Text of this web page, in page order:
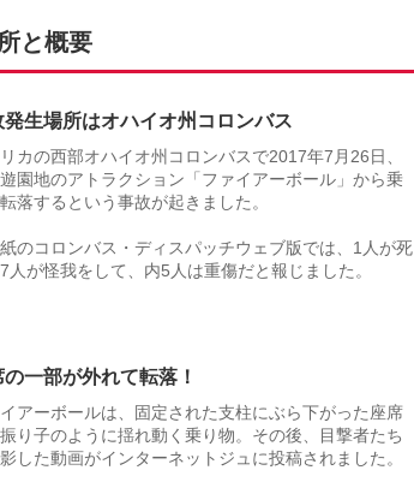
と概要
発生場所はオハイオ州コロンバス
カの西部オハイオ州コロンバスで2017年7月26日、
園地のアトラクション「ファイアーボール」から乗
落するという事故が起きました。
のコロンバス・ディスパッチウェブ版では、1人が死
人が怪我をして、内5人は重傷だと報じました。
の一部が外れて転落！
アーボールは、固定された支柱にぶら下がった座席
り子のように揺れ動く乗り物。その後、目撃者たち
した動画がインターネットジュに投稿されました。